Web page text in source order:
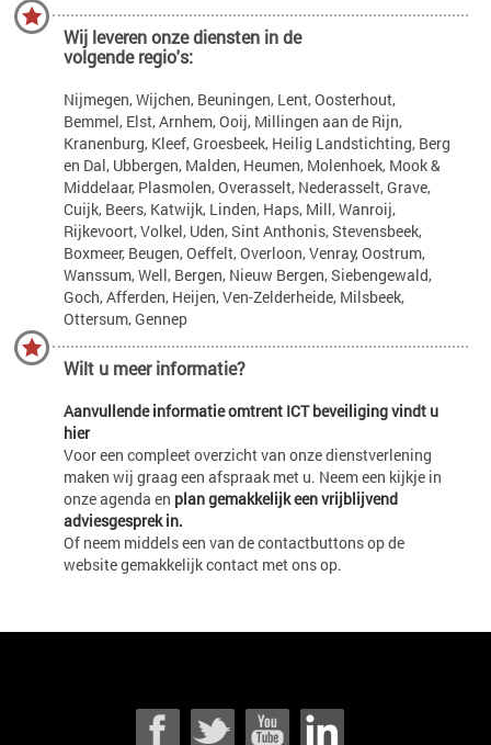
Wij leveren onze diensten in de
volgende regio's:
Nijmegen, Wijchen, Beuningen, Lent, Oosterhout,
Bemmel, Elst, Arnhem, Ooij, Millingen aan de Rijn,
Kranenburg, Kleef, Groesbeek, Heilig Landstichting, Berg
en Dal, Ubbergen, Malden, Heumen, Molenhoek, Mook &
Middelaar, Plasmolen, Overasselt, Nederasselt, Grave,
Cuijk, Beers, Katwijk, Linden, Haps, Mill, Wanroij,
Rijkevoort, Volkel, Uden, Sint Anthonis, Stevensbeek,
Boxmeer, Beugen, Oeffelt, Overloon, Venray, Oostrum,
Wanssum, Well, Bergen, Nieuw Bergen, Siebengewald,
Goch, Afferden, Heijen, Ven-Zelderheide, Milsbeek,
Ottersum, Gennep
Wilt u meer informatie?
Aanvullende informatie omtrent ICT beveiliging vindt u
hier
Voor een compleet overzicht van onze dienstverlening
maken wij graag een afspraak met u. Neem een kijkje in
onze agenda en plan gemakkelijk een vrijblijvend
adviesgesprek in.
Of neem middels een van de contactbuttons op de
website gemakkelijk contact met ons op.